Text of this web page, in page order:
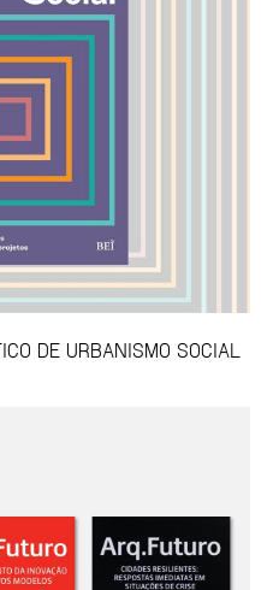
DE URBANISMO SOCIAL